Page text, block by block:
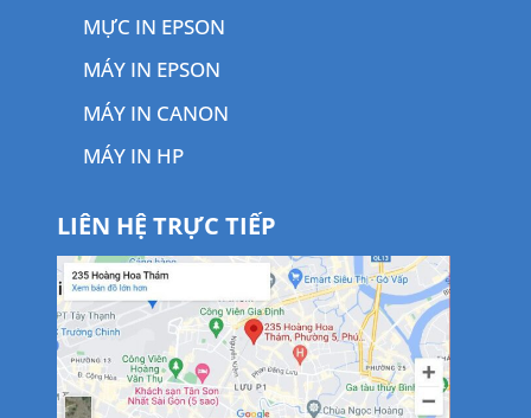
MỰC IN EPSON
MÁY IN EPSON
MÁY IN CANON
MÁY IN HP
LIÊN HỆ TRỰC TIẾP